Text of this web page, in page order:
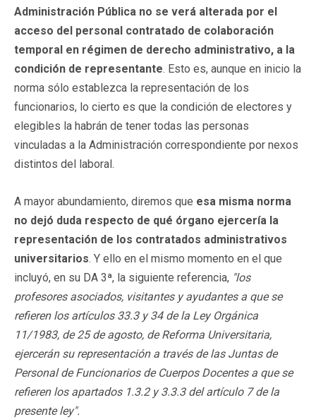
Administración Pública no se verá alterada por el
acceso del personal contratado de colaboración
temporal en régimen de derecho administrativo, a la
condición de representante. Esto es, aunque en inicio la
norma sólo establezca la representación de los
funcionarios, lo cierto es que la condición de electores y
elegibles la habrán de tener todas las personas
vinculadas a la Administración correspondiente por nexos
distintos del laboral.
A mayor abundamiento, diremos que esa misma norma
no dejó duda respecto de qué órgano ejercería la
representación de los contratados administrativos
universitarios. Y ello en el mismo momento en el que
incluyó, en su DA 3ª, la siguiente referencia, "los
profesores asociados, visitantes y ayudantes a que se
refieren los artículos 33.3 y 34 de la Ley Orgánica
11/1983, de 25 de agosto, de Reforma Universitaria,
ejercerán su representación a través de las Juntas de
Personal de Funcionarios de Cuerpos Docentes a que se
refieren los apartados 1.3.2 y 3.3.3 del artículo 7 de la
presente ley".